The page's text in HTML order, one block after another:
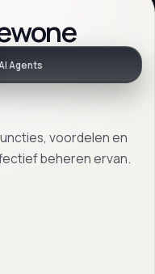
AI Agents
voordelen en
beheren ervan.